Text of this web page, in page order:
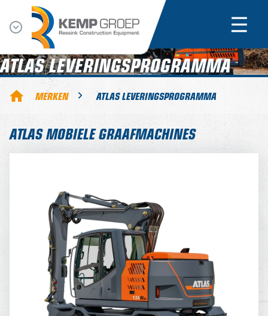
ATLAS LEVERINGSPROGRAMMA
MERKEN ATLAS LEVERINGSPROGRAMMA
ATLAS MOBIELE GRAAFMACHINES